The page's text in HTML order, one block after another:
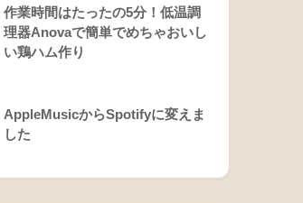
作業時間はたったの5分！低温調
理器Anovaで簡単でめちゃおいし
い鶏ハム作り
AppleMusicからSpotifyに変えま
した